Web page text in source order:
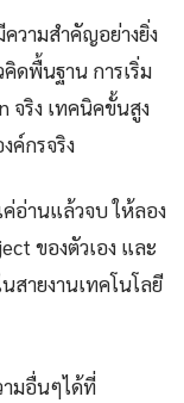
วามสำคัญอย่างยิ่ง
ดพื้นฐาน การเริ่ม
จริง เทคนิคขั้นสูง
ค์กรจริง
อ่านแล้วจบ ให้ลอง
ของตัวเอง และ
ายงานเทคโนโลยี
ามอื่นๆได้ที่